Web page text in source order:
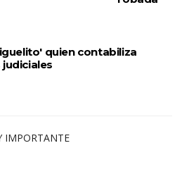
quien contabiliza
IMPORTANTE